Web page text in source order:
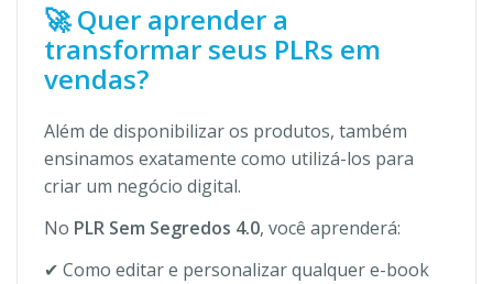
🚀 Quer aprender a
transformar seus PLRs em
vendas?
Além de disponibilizar os produtos, também
ensinamos exatamente como utilizá-los para
criar um negócio digital.
No PLR Sem Segredos 4.0, você aprenderá:
✔ Como editar e personalizar qualquer e-book